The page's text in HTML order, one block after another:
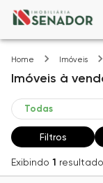
Home Imóveis
Imóveis à
Filtros
Exibindo 1